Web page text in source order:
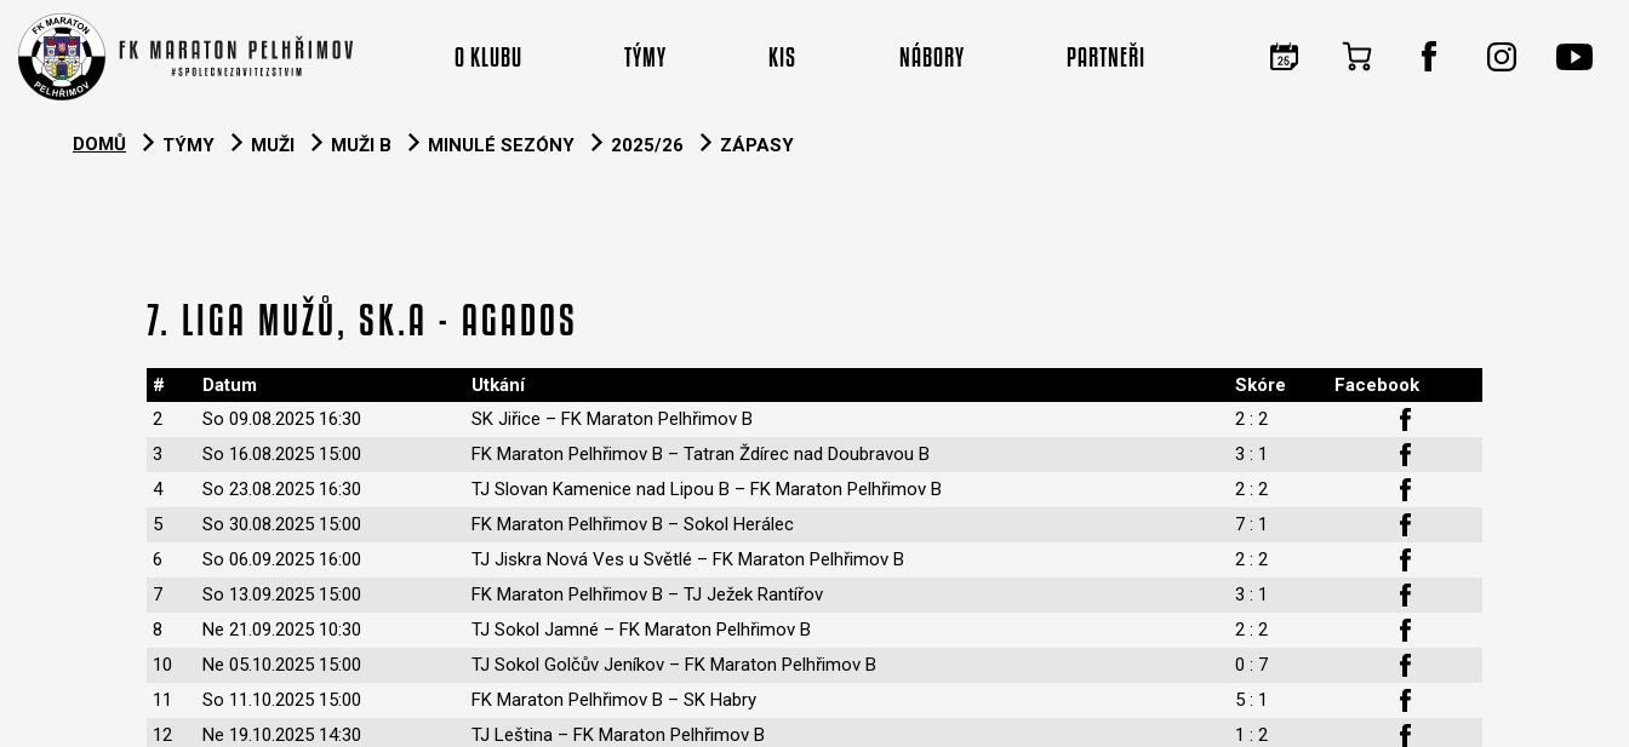
O KLUBU TÝMY KIS NÁBORY PARTNEŘI
DOMŮ TÝMY MUŽI MUŽI B MINULÉ SEZÓNY 2025/26 ZÁPASY
7. LIGA MUŽŮ, SK.A - AGADOS
# Datum Utkání Skóre
Facebook
2
So 09.08.2025 16:30 SK Jiřice – FK Maraton Pelhřimov B
2 : 2
3
So 16.08.2025 15:00 FK Maraton Pelhřimov B – Tatran Ždírec nad Doubravou B
3 : 1
4
So 23.08.2025 16:30 TJ Slovan Kamenice nad Lipou B – FK Maraton Pelhřimov B
2 : 2
5
So 30.08.2025 15:00 FK Maraton Pelhřimov B – Sokol Herálec
7 : 1
6
So 06.09.2025 16:00 TJ Jiskra Nová Ves u Světlé – FK Maraton Pelhřimov B
2 : 2
7
So 13.09.2025 15:00 FK Maraton Pelhřimov B – TJ Ježek Rantířov
3 : 1
8
Ne 21.09.2025 10:30 TJ Sokol Jamné – FK Maraton Pelhřimov B
2 : 2
10
Ne 05.10.2025 15:00 TJ Sokol Golčův Jeníkov – FK Maraton Pelhřimov B
0 : 7
11
So 11.10.2025 15:00 FK Maraton Pelhřimov B – SK Habry
5 : 1
12
Ne 19.10.2025 14:30 TJ Leština – FK Maraton Pelhřimov B
1 : 2